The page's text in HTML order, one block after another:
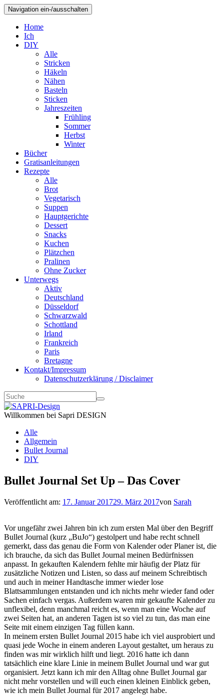
Navigation ein-/ausschalten
Home
Ich
DIY
Alle
Stricken
Häkeln
Nähen
Basteln
Sticken
Jahreszeiten
Frühling
Sommer
Herbst
Winter
Bücher
Gratisanleitungen
Rezepte
Alle
Brot
Vegetarisch
Suppen
Hauptgerichte
Dessert
Snacks
Kuchen
Plätzchen
Pralinen
Ohne Zucker
Unterwegs
Aktiv
Deutschland
Düsseldorf
Schwarzwald
Schottland
Irland
Frankreich
Paris
Bretagne
Kontakt/Impressum
Datenschutzerklärung / Disclaimer
Willkommen bei Sapri DESIGN
Alle
Allgemein
Bullet Journal
DIY
Bullet Journal Set Up – Das Cover
Veröffentlicht am: 17. Januar 201729. März 2017von Sarah
Vor ungefähr zwei Jahren bin ich zum ersten Mal über den Begriff
Bullet Journal (kurz „BuJo“) gestolpert und habe recht schnell
gemerkt, dass das genau die Form von Kalender oder Planer ist, die
ich brauche, da sich das Bullet Journal meinen Bedürfnissen
anpasst. In gekauften Kalendern fehlte mir häufig der Platz für
zusätzliche Notizen und Listen, so dass auf meinem Schreibtisch
und auch in meiner Handtasche immer wieder lose
Blattsammlungen entstanden und ich nichts mehr wieder fand oder
Sachen einfach vergas. Außerdem waren mir gekaufte Kalender zu
unflexibel, denn manchmal reicht es, wenn man eine Woche auf
zwei Seiten hat, an anderen Tagen ist so viel zu tun, das man eine
Seite mit einem einzigen Tag füllen kann.
In meinem ersten Bullet Journal 2015 habe ich viel ausprobiert und
quasi jede Woche in einem anderen Layout gestaltet, um heraus zu
finden was mir wirklich hilft und liegt. 2016 hatte ich dann
tatsächlich eine klare Linie in meinem Bullet Journal und war gut
organisiert. Jetzt kann ich mir den Alltag ohne Bullet Journal gar
nicht mehr vorstellen und will euch einen kleinen Einblick geben,
wie ich mein Bullet Journal für 2017 angelegt habe.